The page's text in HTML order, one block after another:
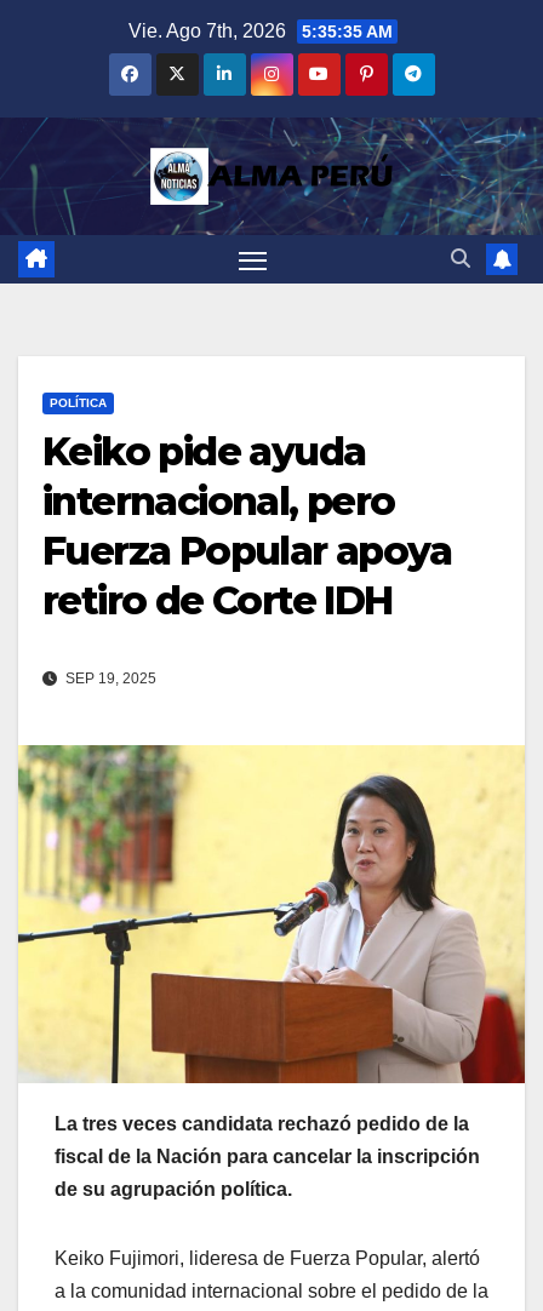
Vie. Ago 7th, 2026 5:35:36 AM
POLÍTICA
Keiko pide ayuda
internacional, pero
Fuerza Popular apoya
retiro de Corte IDH
SEP 19, 2025
La tres veces candidata rechazó pedido de la
fiscal de la Nación para cancelar la inscripción
de su agrupación política.
Keiko Fujimori, lideresa de Fuerza Popular, alertó
a la comunidad internacional sobre el pedido de la